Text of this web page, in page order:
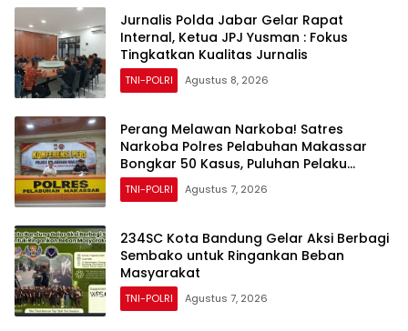
Jurnalis Polda Jabar Gelar Rapat
Internal, Ketua JPJ Yusman : Fokus
Tingkatkan Kualitas Jurnalis
TNI-POLRI Agustus 8, 2026
Perang Melawan Narkoba! Satres
Narkoba Polres Pelabuhan Makassar
Bongkar 50 Kasus, Puluhan Pelaku
Ditangkap
TNI-POLRI Agustus 7, 2026
234SC Kota Bandung Gelar Aksi Berbagi
Sembako untuk Ringankan Beban
Masyarakat
TNI-POLRI Agustus 7, 2026